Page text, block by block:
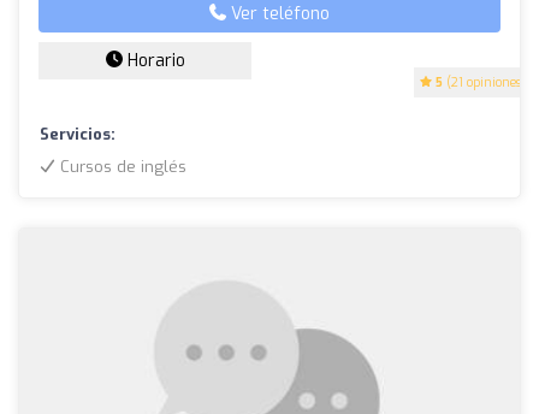
5 (21 opiniones)
Ver teléfono
Horario
Servicios:
Cursos de inglés